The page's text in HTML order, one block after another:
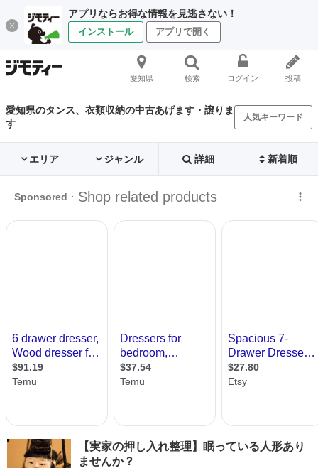
アプリならお得な情報を見逃さない！
インストール アプリで開く
愛知県 検索 ログイン 投稿
愛知県のタンス、衣類収納の中古あげます・譲りま
す
人気キーワード
エリア ジャンル 詳細 新着順
【実家の押し入れ整理】眠っている人形あり
ませんか？